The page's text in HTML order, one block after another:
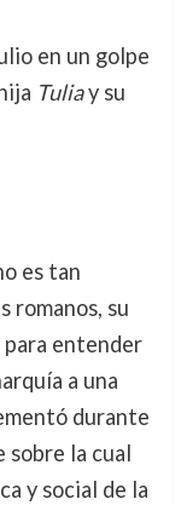
en un golpe
Tuliay su
es tan
romanos, su
entender
a una
durante
sobre la cual
y social de la